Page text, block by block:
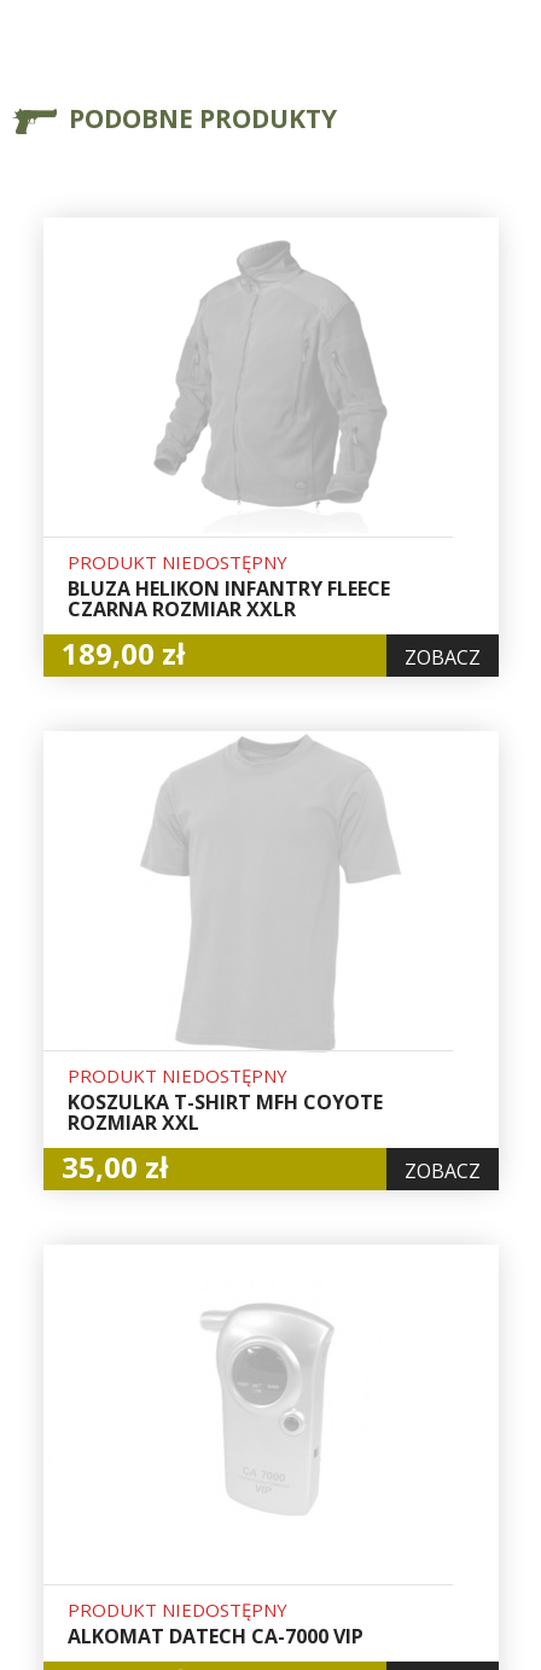
PODOBNE PRODUKTY
PRODUKT NIEDOSTĘPNY
BLUZA HELIKON INFANTRY FLEECE
CZARNA ROZMIAR XXLR
189,00 zł ZOBACZ
PRODUKT NIEDOSTĘPNY
KOSZULKA T-SHIRT MFH COYOTE
ROZMIAR XXL
35,00 zł ZOBACZ
PRODUKT NIEDOSTĘPNY
ALKOMAT DATECH CA-7000 VIP